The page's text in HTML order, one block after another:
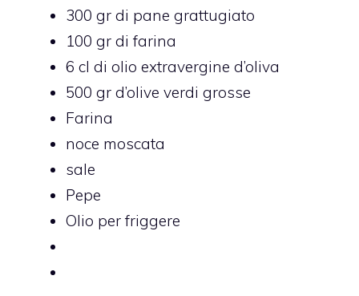
300 gr di pane grattugiato
100 gr di farina
6 cl di olio extravergine d’oliva
500 gr d’olive verdi grosse
Farina
noce moscata
sale
Pepe
Olio per friggere